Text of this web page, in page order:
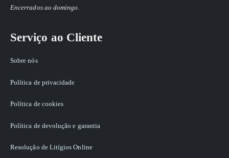
Encerrados ao domingo.
Serviço ao Cliente
Sobre nós
Política de privacidade
Política de cookies
Política de devolução e garantia
Resolução de Litígios Online